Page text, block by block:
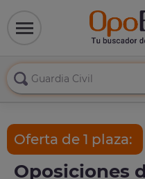
Oferta de 1 plaza:
Oposiciones